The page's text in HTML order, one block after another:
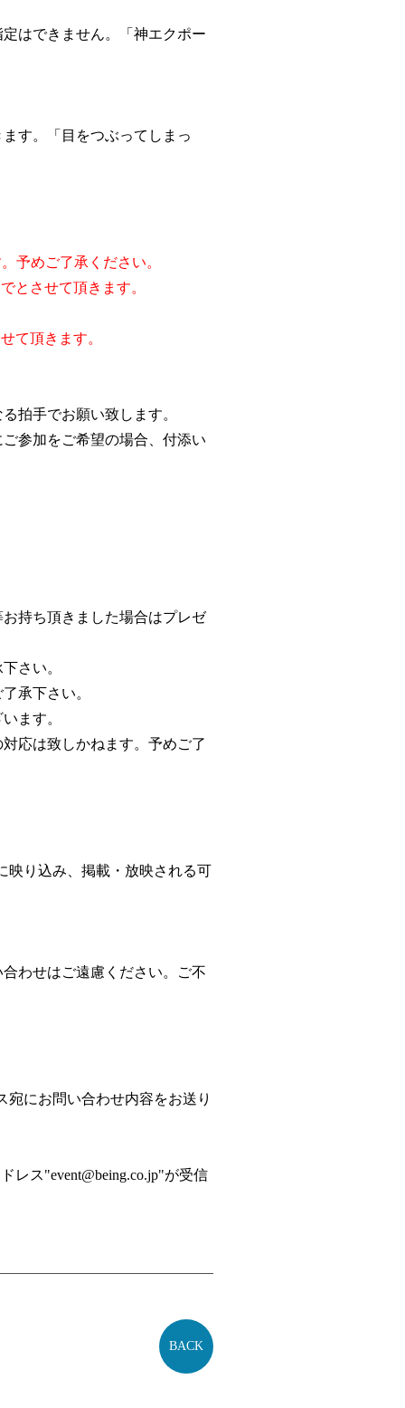
はできません。「神エクポー
す。「目をつぶってしまっ
。予めご了承ください。
とさせて頂きます。
て頂きます。
拍手でお願い致します。
参加をご希望の場合、付添い
持ち頂きました場合はプレゼ
さい。
承下さい。
ます。
応は致しかねます。予めご了
映り込み、掲載・放映される可
わせはご遠慮ください。ご不
にお問い合わせ内容をお送り
レス"event@being.co.jp"が受信
BACK